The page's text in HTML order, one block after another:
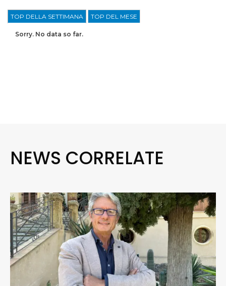
TOP DELLA SETTIMANA TOP DEL MESE
Sorry. No data so far.
NEWS CORRELATE